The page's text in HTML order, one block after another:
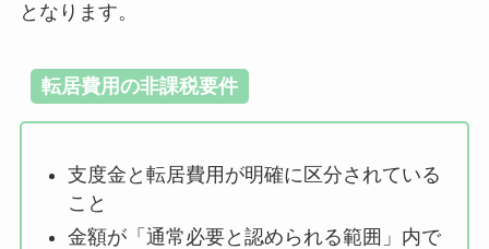
となります。
転居費用の非課税要件
支度金と転居費用が明確に区分されている
こと
金額が「通常必要と認められる範囲」内で